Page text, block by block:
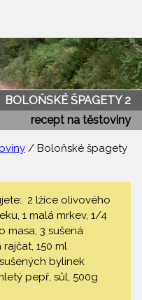
BOLOŇSKÉ ŠPAGETY 2
recept na těstoviny
/ Boloňské špagety
2 lžíce olivového
1 malá mrkev, 1/4
masa, 3 sušená
150 ml
bylinek
pepř, sůl, 500g